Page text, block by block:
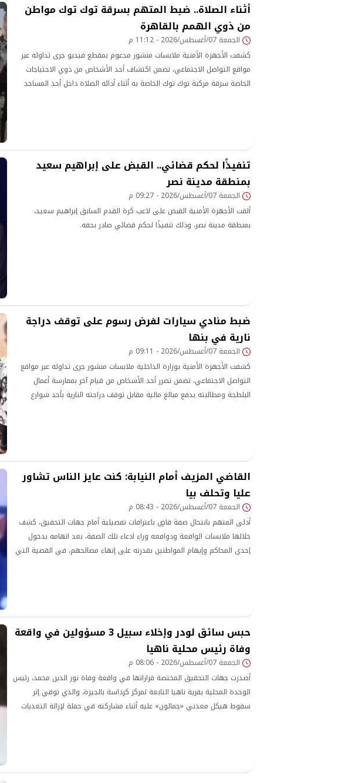
أثناء الصلاة.. ضبط المتهم بسرقة توك توك مواطن
من ذوي الهمم بالقاهرة
الجمعة 07/أغسطس/2026 - 11:12 م
كشفت الأجهزة الأمنية ملابسات منشور مدعوم بمقطع فيديو جرى تداوله عبر
مواقع التواصل الاجتماعي، تضمن اكتشاف أحد الأشخاص من ذوي الاحتياجات
الخاصة سرقة مركبة توك توك الخاصة به أثناء أدائه الصلاة داخل أحد المساجد
تنفيذًا لحكم قضائي.. القبض على إبراهيم سعيد
بمنطقة مدينة نصر
الجمعة 07/أغسطس/2026 - 09:27 م
ألقت الأجهزة الأمنية القبض على لاعب كرة القدم السابق إبراهيم سعيد،
بمنطقة مدينة نصر، وذلك تنفيذًا لحكم قضائي صادر بحقه.
ضبط منادي سيارات لفرض رسوم على توقف دراجة
نارية في بنها
الجمعة 07/أغسطس/2026 - 09:11 م
كشفت الأجهزة الأمنية بوزارة الداخلية ملابسات منشور جرى تداوله عبر مواقع
التواصل الاجتماعي، تضمن تضرر أحد الأشخاص من قيام آخر بممارسة أعمال
البلطجة ومطالبته بدفع مبالغ مالية مقابل توقف دراجته النارية بأحد شوارع
القاضي المزيف أمام النيابة: كنت عايز الناس تشاور
عليا وتحلف بيا
الجمعة 07/أغسطس/2026 - 08:43 م
أدلى المتهم بانتحال صفة قاضٍ باعترافات تفصيلية أمام جهات التحقيق، كشف
خلالها ملابسات الواقعة ودوافعه وراء ادعاء تلك الصفة، بعد اتهامه بدخول
إحدى المحاكم وإيهام المواطنين بقدرته على إنهاء مصالحهم، في القضية التي
حبس سائق لودر وإخلاء سبيل 3 مسؤولين في واقعة
وفاة رئيس محلية ناهيا
الجمعة 07/أغسطس/2026 - 08:06 م
أصدرت جهات التحقيق المختصة قراراتها في واقعة وفاة نور الدين محمد، رئيس
الوحدة المحلية بقرية ناهيا التابعة لمركز كرداسة بالجيزة، والذي توفي إثر
سقوط هيكل معدني «جمالون» عليه أثناء مشاركته في حملة لإزالة التعديات